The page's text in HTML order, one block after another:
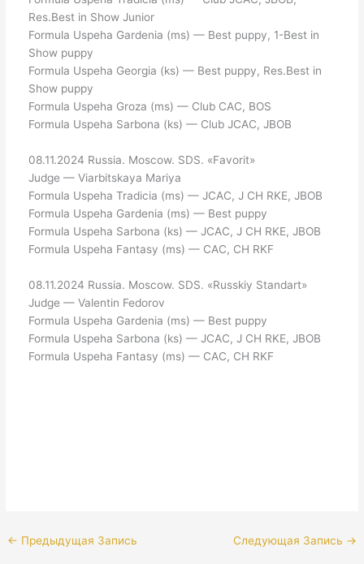
Res.Best in Show Junior
Formula Uspeha Gardenia (ms) — Best puppy, 1-Best in
Show puppy
Formula Uspeha Georgia (ks) — Best puppy, Res.Best in
Show puppy
Formula Uspeha Groza (ms) — Club CAC, BOS
Formula Uspeha Sarbona (ks) — Club JCAC, JBOB
08.11.2024 Russia. Moscow. SDS. «Favorit»
Judge — Viarbitskaya Mariya
Formula Uspeha Tradicia (ms) — JCAC, J CH RKE, JBOB
Formula Uspeha Gardenia (ms) — Best puppy
Formula Uspeha Sarbona (ks) — JCAC, J CH RKE, JBOB
Formula Uspeha Fantasy (ms) — CAC, CH RKF
08.11.2024 Russia. Moscow. SDS. «Russkiy Standart»
Judge — Valentin Fedorov
Formula Uspeha Gardenia (ms) — Best puppy
Formula Uspeha Sarbona (ks) — JCAC, J CH RKE, JBOB
Formula Uspeha Fantasy (ms) — CAC, CH RKF
← Предыдущая Запись Следующая Запись →